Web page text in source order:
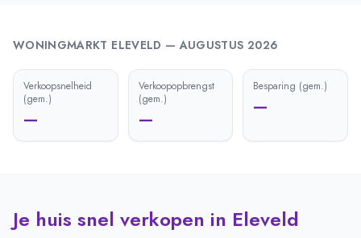
WONINGMARKT ELEVELD —AUGUSTUS 2026
Verkoopsnelheid
(gem.)
—
Verkoopopbrengst
(gem.)
—
Besparing (gem.)
—
Je huis snel verkopen in Eleveld